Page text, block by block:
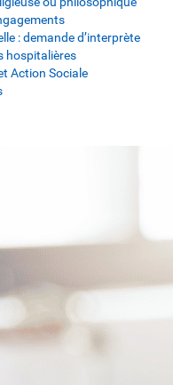
: demande d’interprète
hospitalières
Action Sociale